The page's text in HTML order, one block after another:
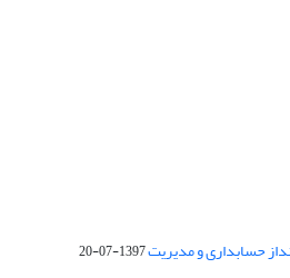
حسابداری و مدیریت1397-07-20